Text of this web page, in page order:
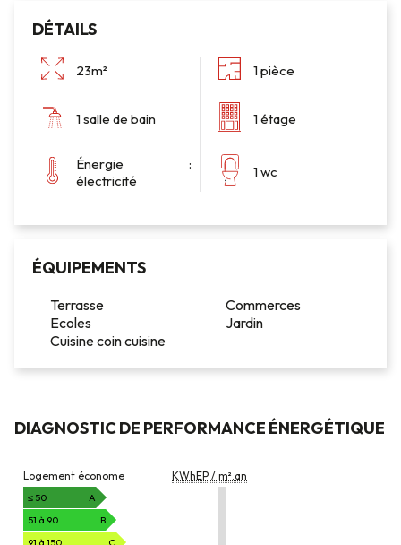
DÉTAILS
23m² 1 pièce
1 salle de bain 1 étage
Énergie :
électricité
1 wc
ÉQUIPEMENTS
Terrasse
Commerces
Ecoles
Jardin
Cuisine coin cuisine
DIAGNOSTIC DE PERFORMANCE ÉNERGÉTIQUE
DE
PERFORMANCE
ÉNERGÉTIQUE
Logement économe KWhEP / m².an
≤ 50
A
51 à 90
B
91 à 150
C